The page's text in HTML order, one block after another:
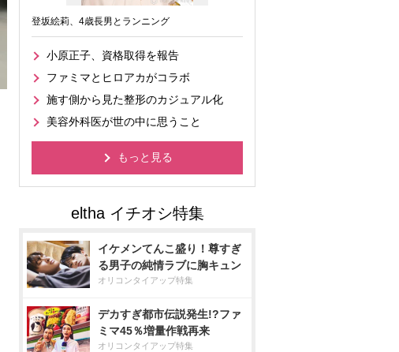
登坂絵莉、4歳長男とランニング
小原正子、資格取得を報告
ファミマとヒロアカがコラボ
施す側から見た整形のカジュアル化
美容外科医が世の中に思うこと
もっと見る
イケメンてんこ盛り！尊すぎ
る男子の純情ラブに胸キュン
オリコンタイアップ特集
デカすぎ都市伝説発生!?ファ
ミマ45％増量作戦再来
オリコンタイアップ特集